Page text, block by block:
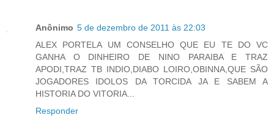
Anônimo 5 de dezembro de 2011 às 22:03
ALEX PORTELA UM CONSELHO QUE EU TE DO VC
GANHA O DINHEIRO DE NINO PARAIBA E TRAZ
APODI,TRAZ TB INDIO,DIABO LOIRO,OBINNA,QUE SÃO
JOGADORES IDOLOS DA TORCIDA JA E SABEM A
HISTORIA DO VITORIA...
Responder